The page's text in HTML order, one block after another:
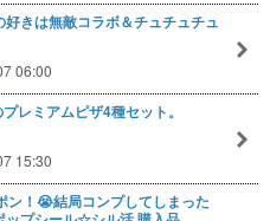
きは無敵コラボ＆チュチュチュ
06:00
レミアムピザ4種セット。
15:30
ン！😭結局コンプしてしまった